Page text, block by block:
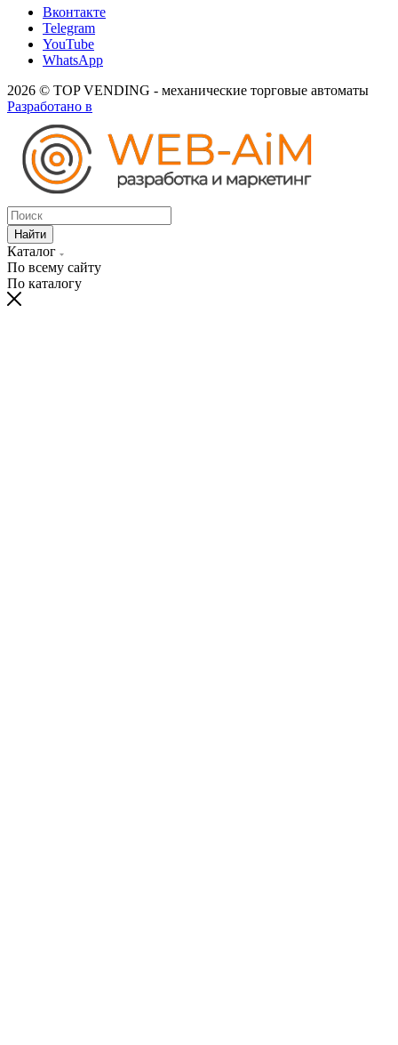
Вконтакте
Telegram
YouTube
WhatsApp
2026 © TOP VENDING - механические торговые автоматы
Разработано в
Найти
Каталог
По всему сайту
По каталогу